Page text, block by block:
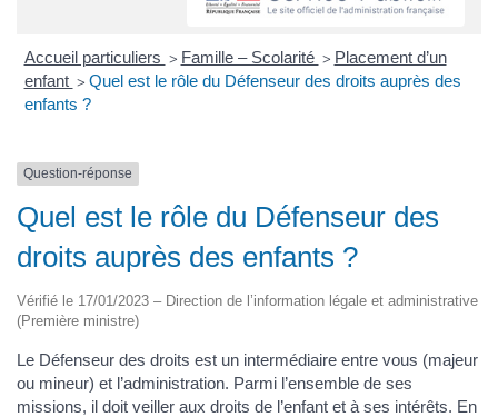
Accueil particuliers > Famille – Scolarité > Placement d’un
enfant > Quel est le rôle du Défenseur des droits auprès des
enfants ?
Question-réponse
Quel est le rôle du Défenseur des
droits auprès des enfants ?
Vérifié le 17/01/2023 – Direction de l’information légale et administrative
(Première ministre)
Le Défenseur des droits est un intermédiaire entre vous (majeur
ou mineur) et l’administration. Parmi l’ensemble de ses
missions, il doit veiller aux droits de l’enfant et à ses intérêts. En